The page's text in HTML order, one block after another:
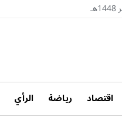
اقتصاد رياضة الرأي